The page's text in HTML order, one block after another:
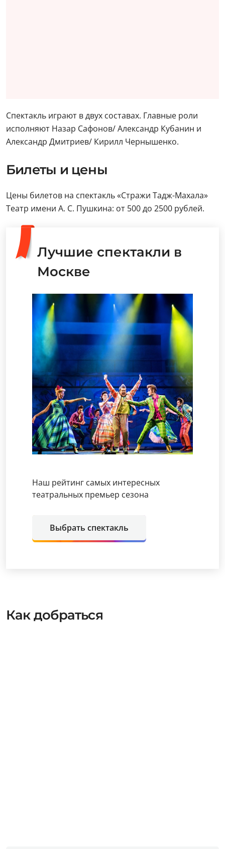
Спектакль играют в двух составах. Главные роли
исполняют Назар Сафонов/ Александр Кубанин и
Александр Дмитриев/ Кирилл Чернышенко.
Билеты и цены
Цены билетов на спектакль «Стражи Тадж-Махала»
Театр имени А. С. Пушкина: от 500 до 2500 рублей.
Лучшие спектакли в
Москве
Наш рейтинг самых интересных
театральных премьер сезона
Выбрать спектакль
Как добраться